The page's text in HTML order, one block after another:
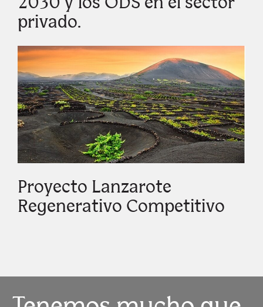
2030 y los ODS en el sector
privado.
Proyecto Lanzarote
Regenerativo Competitivo